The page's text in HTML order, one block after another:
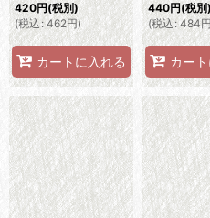
420円(税別)
(税込: 462円)
カートに入れる
440円(税別
(税込 : 484
カー